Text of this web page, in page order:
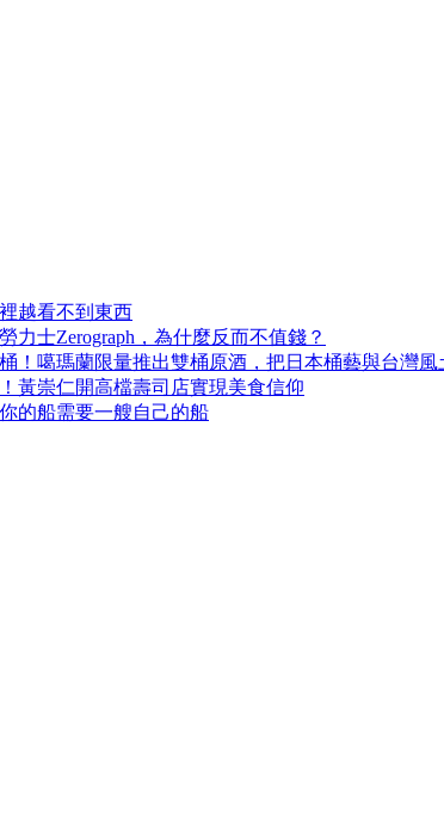
越看不到東西
力士Zerograph，為什麼反而不值錢？
！噶瑪蘭限量推出雙桶原酒，把日本桶藝與台灣風
黃崇仁開高檔壽司店實現美食信仰
的船需要一艘自己的船